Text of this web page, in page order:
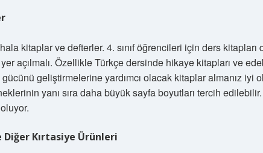
kitaplar ve defterler. 4. sınıf öğrencileri için ders kitapları
açılmalı. Özellikle Türkçe dersinde hikaye kitapları ve
geliştirmelerine yardımcı olacak kitaplar almanız iyi
yanı sıra daha büyük sayfa boyutları tercih edilebilir.
Kırtasiye Ürünleri